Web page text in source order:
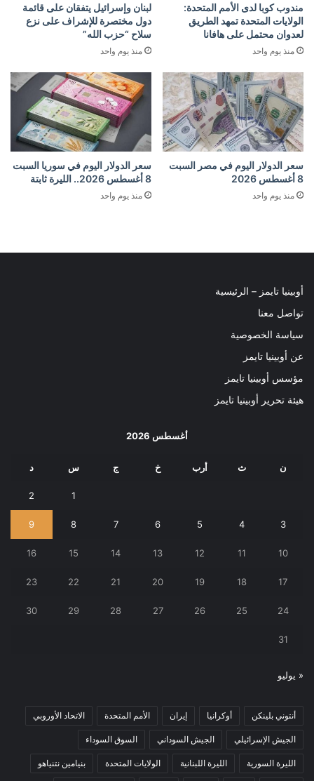
مندوب كوبا لدى الأمم المتحدة:
الولايات المتحدة تمهد الطريق
لعدوان محتمل على هافانا
منذ يوم واحد
لبنان وإسرائيل يتفقان على قائمة
دول مختصرة للإشراف على نزع
سلاح “حزب الله”
منذ يوم واحد
سعر الدولار اليوم في مصر السبت
8 أغسطس 2026
منذ يوم واحد
سعر الدولار اليوم في سوريا السبت
8 أغسطس 2026.. الليرة ثابتة
منذ يوم واحد
أوبينيا تايمز – الرئيسية
تواصل معنا
سياسة الخصوصية
عن أوبينيا تايمز
مؤسس أوبينيا تايمز
هيئة تحرير أوبينيا تايمز
أغسطس 2026
ن ث أرب خ ج س د
1
2
3
4
5
6
7
8
9
10
11
12
13
14
15
16
17
18
19
20
21
22
23
24
25
26
27
28
29
30
31
« يوليو
أنتوني بلينكن أوكرانيا إيران الأمم المتحدة الاتحاد الأوروبي
الجيش الإسرائيلي الجيش السوداني السوق السوداء
الليرة السورية الليرة اللبنانية الولايات المتحدة بنيامين نتنياهو